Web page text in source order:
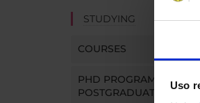
Uso
STUDYING
COURSES
PHD PROGRAMMES AND
POSTGRADUATE